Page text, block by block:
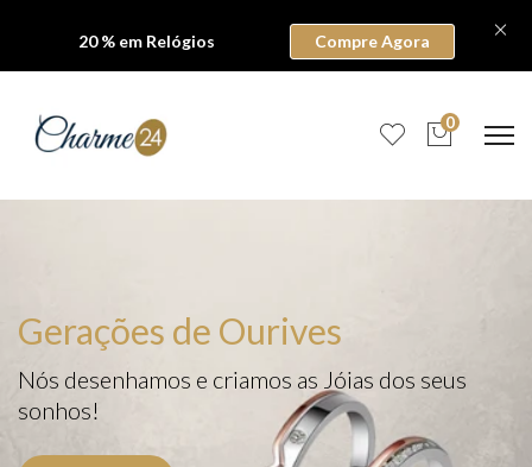
20 % em Relógios Compre Agora
0
Gerações de Ourives
Nós desenhamos e criamos as Jóias dos seus
sonhos!